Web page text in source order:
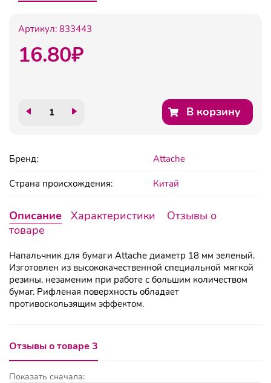
Артикул: 833443
16.80₽
В корзину
Бренд: Attache
Страна происхождения: Китай
Описание Характеристики
Отзывы о
товаре
Напальчник для бумаги Attache диаметр 18 мм зеленый.
Изготовлен из высококачественной специальной мягкой
резины, незаменим при работе с большим количеством
бумаг. Рифленая поверхность обладает
противоскользящим эффектом.
Отзывы о товаре 3
Показать сначала: